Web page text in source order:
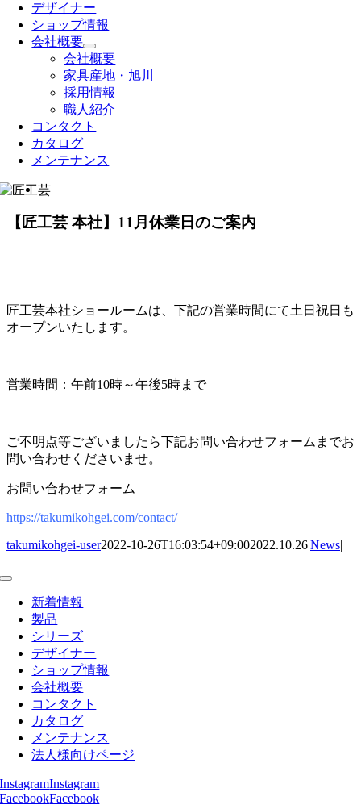
デザイナー
ショップ情報
会社概要
会社概要
家具産地・旭川
採用情報
職人紹介
コンタクト
カタログ
メンテナンス
View
Image
【匠工芸 本社】11月休業日のご案内
匠工芸本社ショールームは、下記の営業時間にて土日祝日も
オープンいたします。
営業時間：午前10時～午後5時まで
ご不明点等ございましたら下記お問い合わせフォームまでお
問い合わせくださいませ。
お問い合わせフォーム
https://takumikohgei.com/contact/
takumikohgei-user2022-10-26T16:03:54+09:002022.10.26|News|
Toggle
Navigation新着情報
製品
シリーズ
デザイナー
ショップ情報
会社概要
コンタクト
カタログ
メンテナンス
法人様向けページ
InstagramInstagram
FacebookFacebook